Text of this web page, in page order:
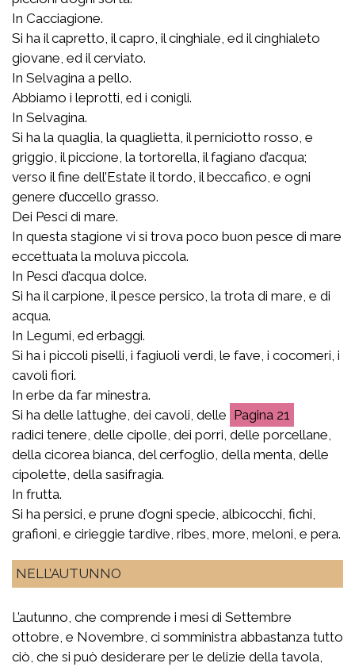
In Cacciagione.
Si ha il capretto, il capro, il cinghiale, ed il cinghialeto
giovane, ed il cerviato.
In Selvagina a pello.
Abbiamo i leprotti, ed i conigli.
In Selvagina.
Si ha la quaglia, la quaglietta, il perniciotto rosso, e
griggio, il piccione, la tortorella, il fagiano d’acqua;
verso il fine dell’Estate il tordo, il beccafico, e ogni
genere d’uccello grasso.
Dei Pesci di mare.
In questa stagione vi si trova poco buon pesce di mare
eccettuata la moluva piccola.
In Pesci d’acqua dolce.
Si ha il carpione, il pesce persico, la trota di mare, e di
acqua.
In Legumi, ed erbaggi.
Si ha i piccoli piselli, i fagiuoli verdi, le fave, i cocomeri, i
cavoli fiori.
In erbe da far minestra.
Si ha delle lattughe, dei cavoli, delle
21
radici tenere, delle cipolle, dei porri, delle porcellane,
della cicorea bianca, del cerfoglio, della menta, delle
cipolette, della sasifragia.
In frutta.
Si ha persici, e prune d’ogni specie, albicocchi, fichi,
grafioni, e cirieggie tardive, ribes, more, meloni, e pera.
NELL’AUTUNNO
L’autunno, che comprende i mesi di Settembre
ottobre, e Novembre, ci somministra abbastanza tutto
ciò, che si può desiderare per le delizie della tavola,